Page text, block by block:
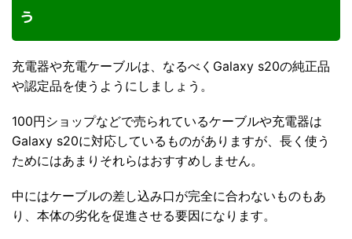
う
充電器や充電ケーブルは、なるべくGalaxy s20の純正品
や認定品を使うようにしましょう。
100円ショップなどで売られているケーブルや充電器は
Galaxy s20に対応しているものがありますが、長く使う
ためにはあまりそれらはおすすめしません。
中にはケーブルの差し込み口が完全に合わないものもあ
り、本体の劣化を促進させる要因になります。